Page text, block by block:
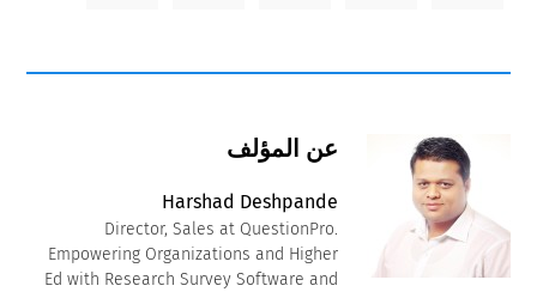
عن المؤلف
Harshad Deshpande
Director, Sales at QuestionPro.
Empowering Organizations and Higher
Ed with Research Survey Software and